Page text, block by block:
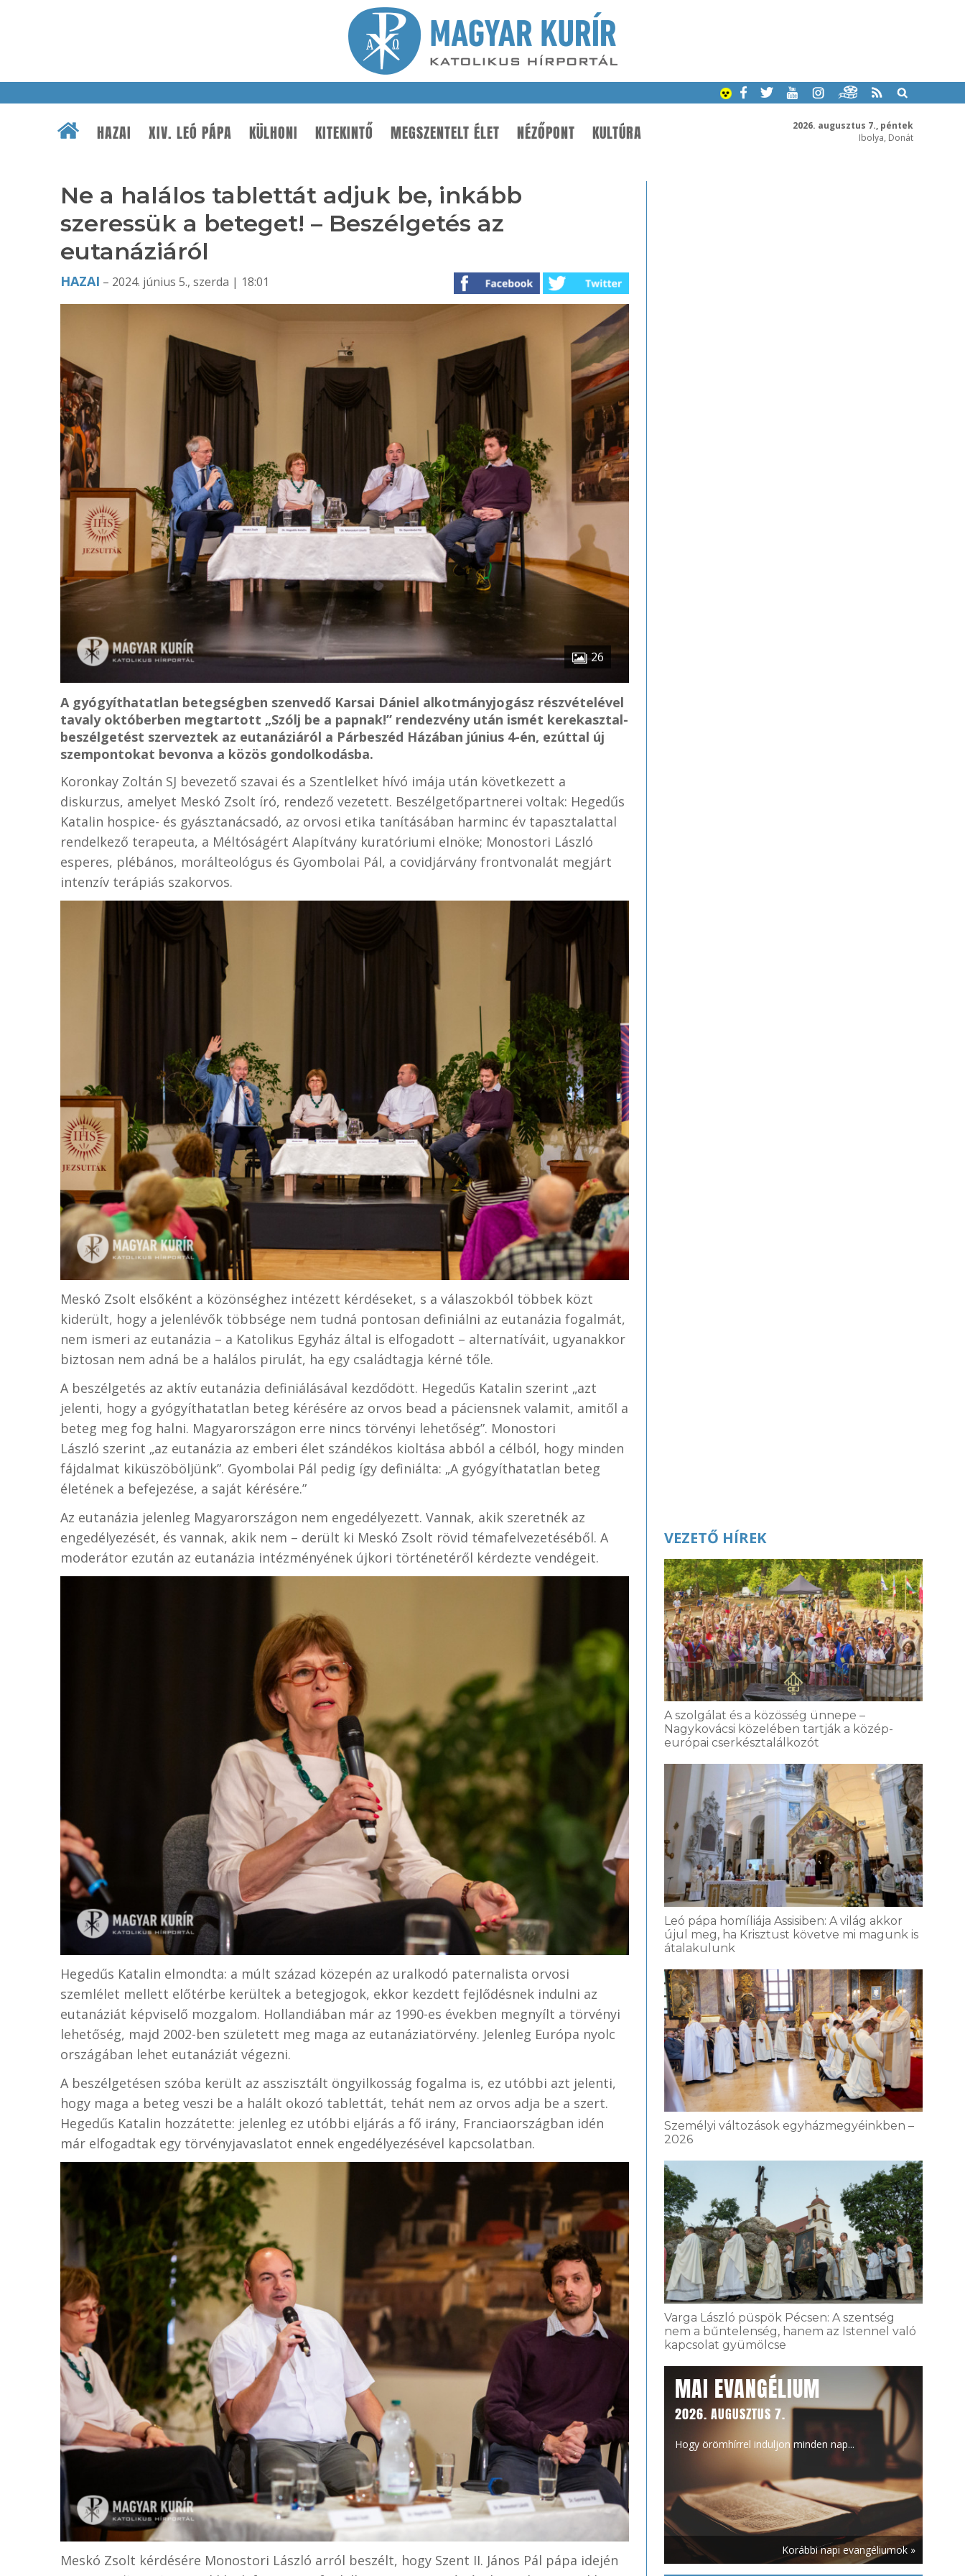
2026. augusztus 7., péntek
Ibolya, Donát
HAZAI XIV. LEÓ PÁPA KÜLHONI KITEKINTŐ MEGSZENTELT ÉLET NÉZŐPONT KULTÚRA
Ne a halálos tablettát adjuk be, inkább
szeressük a beteget! – Beszélgetés az
eutanáziáról
HAZAI – 2024. június 5., szerda | 18:01
26
A gyógyíthatatlan betegségben szenvedő Karsai Dániel alkotmányjogász részvételével
tavaly októberben megtartott „Szólj be a papnak!” rendezvény után ismét kerekasztal-
beszélgetést szerveztek az eutanáziáról a Párbeszéd Házában június 4-én, ezúttal új
szempontokat bevonva a közös gondolkodásba.
Koronkay Zoltán SJ bevezető szavai és a Szentlelket hívó imája után következett a
diskurzus, amelyet Meskó Zsolt író, rendező vezetett. Beszélgetőpartnerei voltak: Hegedűs
Katalin hospice- és gyásztanácsadó, az orvosi etika tanításában harminc év tapasztalattal
rendelkező terapeuta, a Méltóságért Alapítvány kuratóriumi elnöke; Monostori László
esperes, plébános, morálteológus és Gyombolai Pál, a covidjárvány frontvonalát megjárt
intenzív terápiás szakorvos.
Meskó Zsolt elsőként a közönséghez intézett kérdéseket, s a válaszokból többek közt
kiderült, hogy a jelenlévők többsége nem tudná pontosan definiálni az eutanázia fogalmát,
nem ismeri az eutanázia – a Katolikus Egyház által is elfogadott – alternatíváit, ugyanakkor
biztosan nem adná be a halálos pirulát, ha egy családtagja kérné tőle.
A beszélgetés az aktív eutanázia definiálásával kezdődött. Hegedűs Katalin szerint „azt
jelenti, hogy a gyógyíthatatlan beteg kérésére az orvos bead a páciensnek valamit, amitől a
beteg meg fog halni. Magyarországon erre nincs törvényi lehetőség”. Monostori
László szerint „az eutanázia az emberi élet szándékos kioltása abból a célból, hogy minden
fájdalmat kiküszöböljünk”. Gyombolai Pál pedig így definiálta: „A gyógyíthatatlan beteg
életének a befejezése, a saját kérésére.”
Az eutanázia jelenleg Magyarországon nem engedélyezett. Vannak, akik szeretnék az
engedélyezését, és vannak, akik nem – derült ki Meskó Zsolt rövid témafelvezetéséből. A
moderátor ezután az eutanázia intézményének újkori történetéről kérdezte vendégeit.
Hegedűs Katalin elmondta: a múlt század közepén az uralkodó paternalista orvosi
szemlélet mellett előtérbe kerültek a betegjogok, ekkor kezdett fejlődésnek indulni az
eutanáziát képviselő mozgalom. Hollandiában már az 1990-es években megnyílt a törvényi
lehetőség, majd 2002-ben született meg maga az eutanáziatörvény. Jelenleg Európa nyolc
országában lehet eutanáziát végezni.
A beszélgetésen szóba került az asszisztált öngyilkosság fogalma is, ez utóbbi azt jelenti,
hogy maga a beteg veszi be a halált okozó tablettát, tehát nem az orvos adja be a szert.
Hegedűs Katalin hozzátette: jelenleg ez utóbbi eljárás a fő irány, Franciaországban idén
már elfogadtak egy törvényjavaslatot ennek engedélyezésével kapcsolatban.
Meskó Zsolt kérdésére Monostori László arról beszélt, hogy Szent II. János Pál pápa idején
VEZETŐ HÍREK
A szolgálat és a közösség ünnepe –
Nagykovácsi közelében tartják a közép-
európai cserkésztalálkozót
Leó pápa homíliája Assisiben: A világ akkor
újul meg, ha Krisztust követve mi magunk is
átalakulunk
Személyi változások egyházmegyéinkben –
2026
Varga László püspök Pécsen: A szentség
nem a bűntelenség, hanem az Istennel való
kapcsolat gyümölcse
MAI EVANGÉLIUM
2026. AUGUSZTUS 7.
Hogy örömhírrel induljon minden nap...
Korábbi napi evangéliumok »